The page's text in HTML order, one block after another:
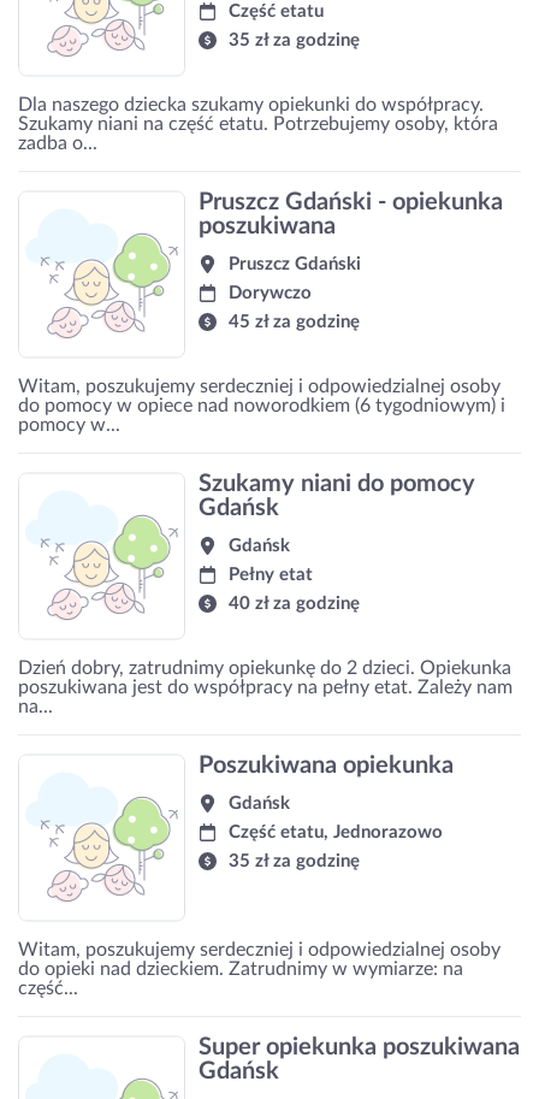
Część etatu
35 zł za godzinę
Dla naszego dziecka szukamy opiekunki do współpracy.
Szukamy niani na część etatu. Potrzebujemy osoby, która
zadba o...
Pruszcz Gdański - opiekunka
poszukiwana
Pruszcz Gdański
Dorywczo
45 zł za godzinę
Witam, poszukujemy serdeczniej i odpowiedzialnej osoby
do pomocy w opiece nad noworodkiem (6 tygodniowym) i
pomocy w...
Szukamy niani do pomocy
Gdańsk
Gdańsk
Pełny etat
40 zł za godzinę
Dzień dobry, zatrudnimy opiekunkę do 2 dzieci. Opiekunka
poszukiwana jest do współpracy na pełny etat. Zależy nam
na...
Poszukiwana opiekunka
Gdańsk
Część etatu, Jednorazowo
35 zł za godzinę
Witam, poszukujemy serdeczniej i odpowiedzialnej osoby
do opieki nad dzieckiem. Zatrudnimy w wymiarze: na
część...
Super opiekunka poszukiwana
Gdańsk